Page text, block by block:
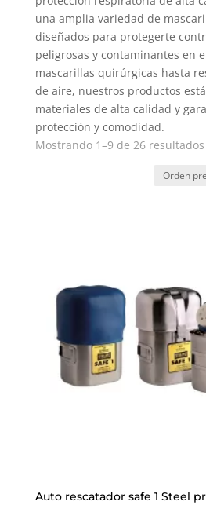
una amplia variedad de
diseñados para protegerte
peligrosas y contaminantes en
mascarillas quirúrgicas hasta
de aire, nuestros productos
materiales de alta calidad y
protección y comodidad.
Mostrando 1–9 de 26 resultados
Auto rescatador safe 1 Steel